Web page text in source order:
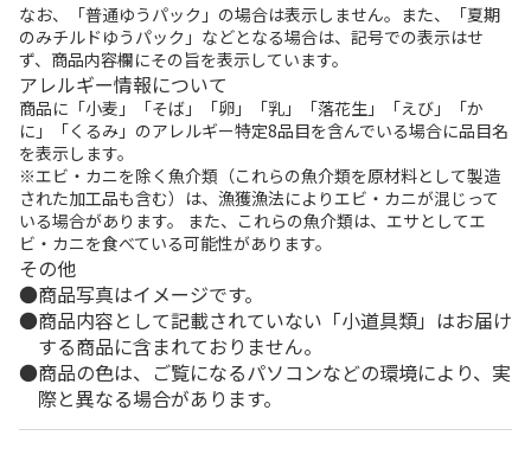
なお、「普通ゆうパック」の場合は表示しません。また、「夏期
のみチルドゆうパック」などとなる場合は、記号での表示はせ
ず、商品内容欄にその旨を表示しています。
アレルギー情報について
商品に「小麦」「そば」「卵」「乳」「落花生」「えび」「か
に」「くるみ」のアレルギー特定8品目を含んでいる場合に品目名
を表示します。
※エビ・カニを除く魚介類（これらの魚介類を原材料として製造
された加工品も含む）は、漁獲漁法によりエビ・カニが混じって
いる場合があります。 また、これらの魚介類は、エサとしてエ
ビ・カニを食べている可能性があります。
その他
商品写真はイメージです。
商品内容として記載されていない「小道具類」はお届け
する商品に含まれておりません。
商品の色は、ご覧になるパソコンなどの環境により、実
際と異なる場合があります。